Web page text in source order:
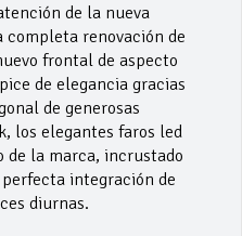
de la nueva
completa renovación de
frontal de aspecto
de elegancia gracias
de generosas
los elegantes faros led
de la marca, incrustado
integración de
diurnas.